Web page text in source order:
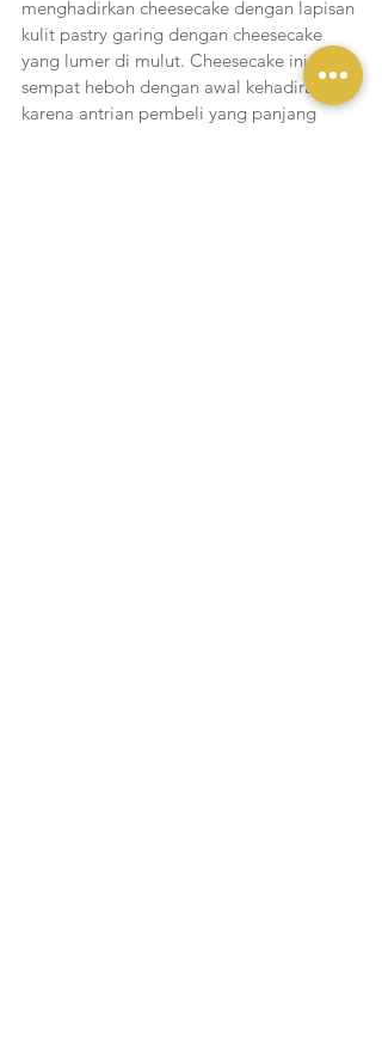
menghadirkan cheesecake dengan lapisan
kulit pastry garing dengan cheesecake
yang lumer di mulut. Cheesecake ini
sempat heboh dengan awal kehadirannya
karena antrian pembeli yang panjang